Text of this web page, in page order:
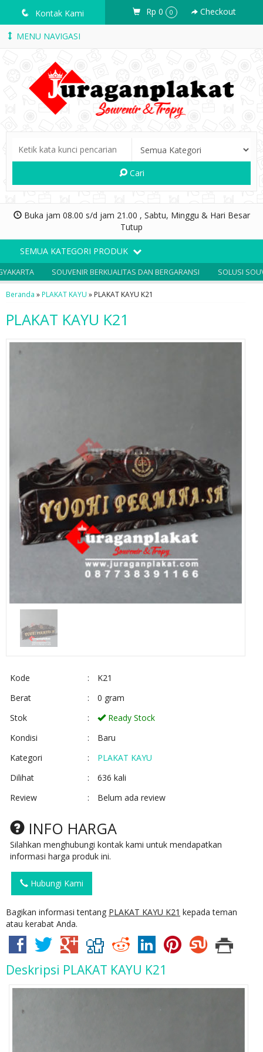
q Kontak Kami Rp 0 0 Checkout
MENU NAVIGASI
Cari
Buka jam 08.00 s/d jam 21.00 , Sabtu, Minggu & Hari Besar
Tutup
SEMUA KATEGORI PRODUK
SOUVENIR BERKUALITAS DAN BERGARANSI SOLUSI
Beranda » PLAKAT KAYU » PLAKAT KAYU K21
PLAKAT KAYU K21
Kode :
K21
Berat
:
0 gram
Stok
:
Ready Stock
Kondisi
:
Baru
Kategori
:
PLAKAT KAYU
Dilihat
:
636 kali
Review
: Belum ada review
INFO HARGA
Silahkan menghubungi kontak kami untuk mendapatkan
informasi harga produk ini.
Hubungi Kami
Bagikan informasi tentang PLAKAT KAYU K21 kepada teman
atau kerabat Anda.
Deskripsi PLAKAT KAYU K21